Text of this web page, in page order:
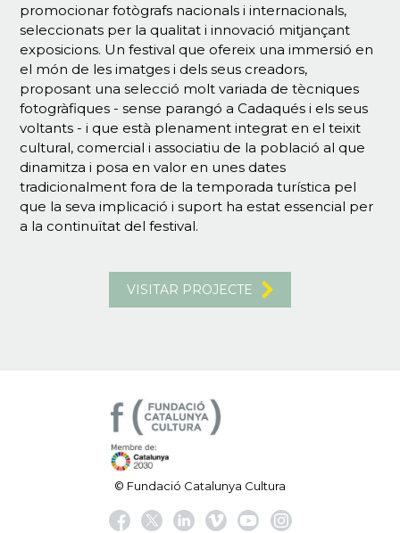
promocionar fotògrafs nacionals i internacionals,
seleccionats per la qualitat i innovació mitjançant
exposicions. Un festival que ofereix una immersió en
el món de les imatges i dels seus creadors,
proposant una selecció molt variada de tècniques
fotogràfiques - sense parangó a Cadaqués i els seus
voltants - i que està plenament integrat en el teixit
cultural, comercial i associatiu de la població al que
dinamitza i posa en valor en unes dates
tradicionalment fora de la temporada turística pel
que la seva implicació i suport ha estat essencial per
a la continuïtat del festival.
VISITAR PROJECTE
© Fundació Catalunya Cultura